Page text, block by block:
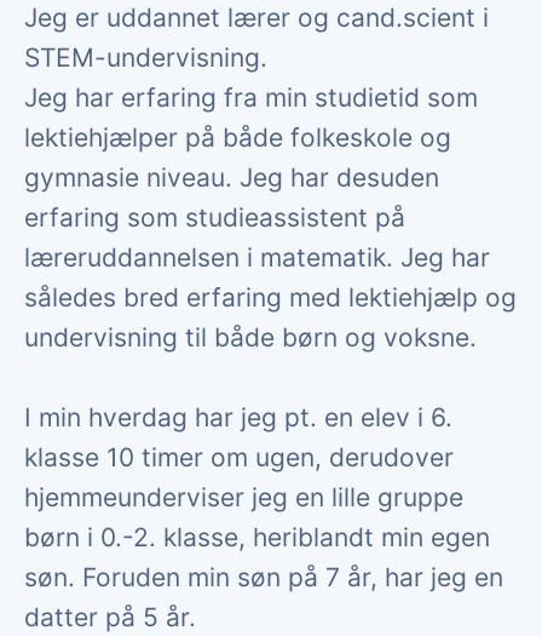
Jeg er uddannet lærer og cand.scient i
STEM-undervisning.
Jeg har erfaring fra min studietid som
lektiehjælper på både folkeskole og
gymnasie niveau. Jeg har desuden
erfaring som studieassistent på
læreruddannelsen i matematik. Jeg har
således bred erfaring med lektiehjælp og
undervisning til både børn og voksne.
I min hverdag har jeg pt. en elev i 6.
klasse 10 timer om ugen, derudover
hjemmeunderviser jeg en lille gruppe
børn i 0.-2. klasse, heriblandt min egen
søn. Foruden min søn på 7 år, har jeg en
datter på 5 år.